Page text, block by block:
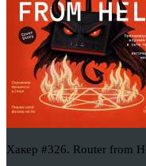
Хакер #326. Router from